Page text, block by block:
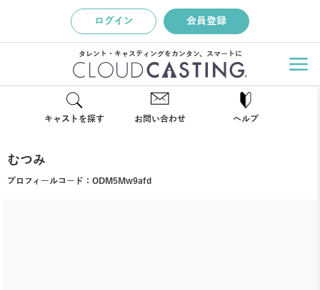
ログイン 会員登録
タレント・キャスティングをカンタン、スマートに
キャストを探す お問い合わせ ヘルプ
むつみ
プロフィールコード： ODM5Mw9afd